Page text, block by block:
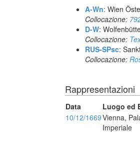
A-Wn: Wien
Collocazione:
D-W:
Collocazione:
RUS-SPsc:
Collocazione:
Rappresentazioni
Data Luogo ed
10/12/1669Vienna,
Imperiale